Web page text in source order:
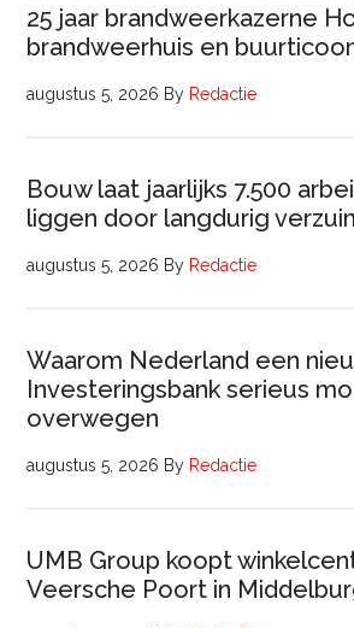
25 jaar brandweerkazerne
brandweerhuis en
augustus 5, 2026 By Redactie
Bouw laat jaarlijks 7.500
liggen door langdurig
augustus 5, 2026 By Redactie
Waarom Nederland een
Investeringsbank serieus
overwegen
augustus 5, 2026 By Redactie
UMB Group koopt
Veersche Poort in